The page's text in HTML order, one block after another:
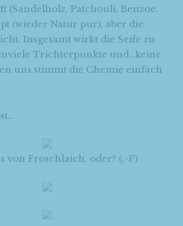
(Sandelholz, Patchouli, Benzoe,
(wieder Natur pur), aber die
Insgesamt wirkt die Seife zu
Trichterpunkte und…keine
uns stimmt die Chemie einfach
von Froschlaich, oder? (;-P)